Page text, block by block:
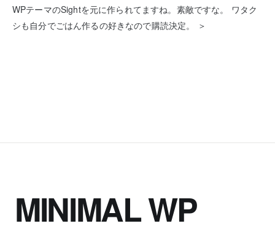
WPテーマのSightを元に作られてますね。素敵ですな。 ワタク
シも自分でごはん作るの好きなので購読決定。 ＞
MINIMAL WP